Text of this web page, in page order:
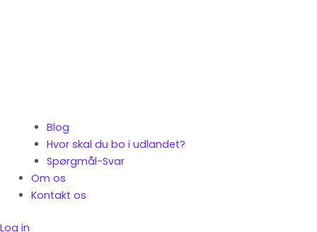
Blog
Hvor skal du bo i udlandet?
Spørgmål-Svar
Om os
Kontakt os
Log in